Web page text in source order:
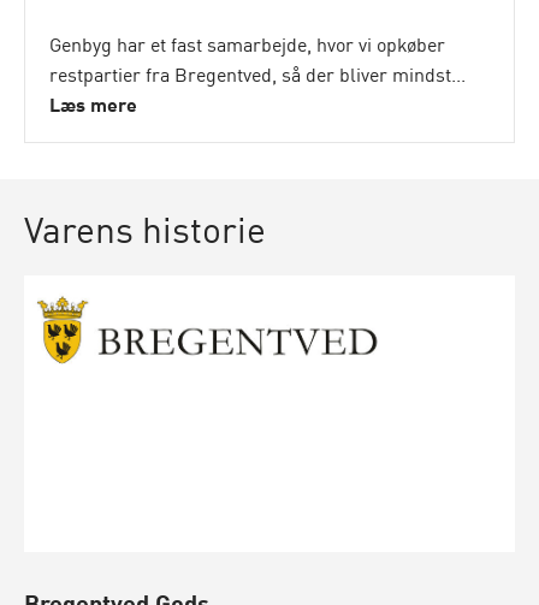
Genbyg har et fast samarbejde, hvor vi opkøber
restpartier fra Bregentved, så der bliver mindst...
Læs mere
Varens historie